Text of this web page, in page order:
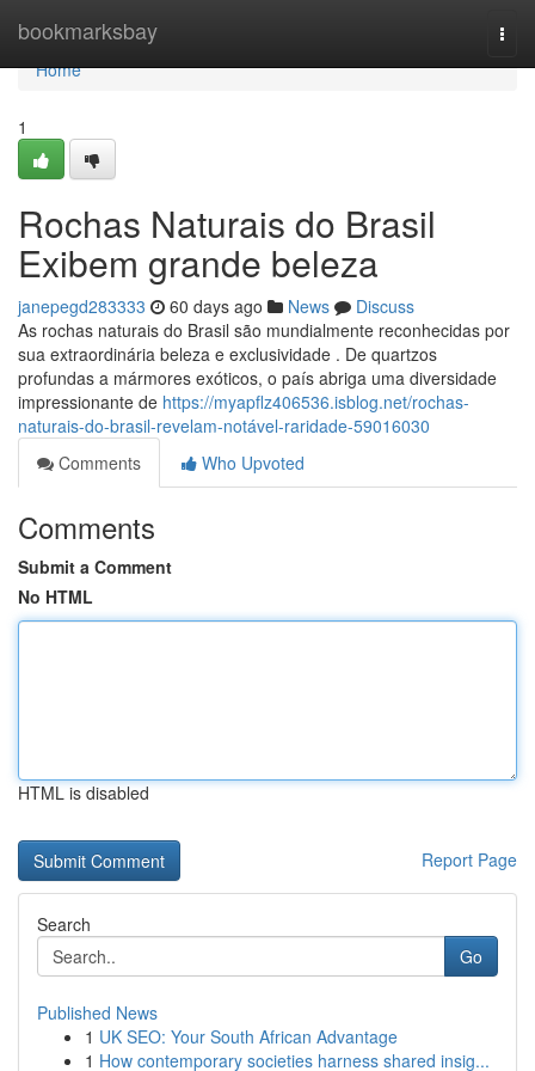
bookmarksbay
Home
Home
1
Rochas Naturais do Brasil
Exibem grande beleza
janepegd283333 60 days ago News
Discuss
As rochas naturais do Brasil são mundialmente reconhecidas por
sua extraordinária beleza e exclusividade . De quartzos
profundas a mármores exóticos, o país abriga uma diversidade
impressionante de https://myapflz406536.isblog.net/rochas-
naturais-do-brasil-revelam-notável-raridade-59016030
Comments
Who Upvoted
Comments
Submit a Comment
No HTML
HTML is disabled
Report Page
Search
Go
Published News
1 UK SEO: Your South African Advantage
1 How contemporary societies harness shared insig...